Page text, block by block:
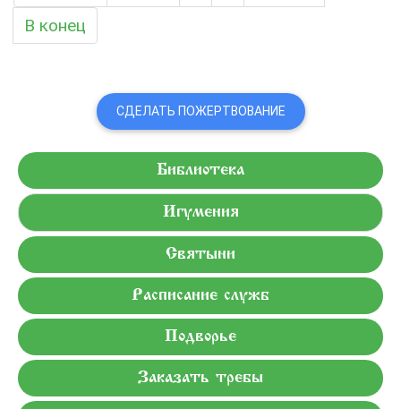
В конец
СДЕЛАТЬ ПОЖЕРТВОВАНИЕ
Библиотека
Игумения
Святыни
Расписание служб
Подворье
Заказать требы